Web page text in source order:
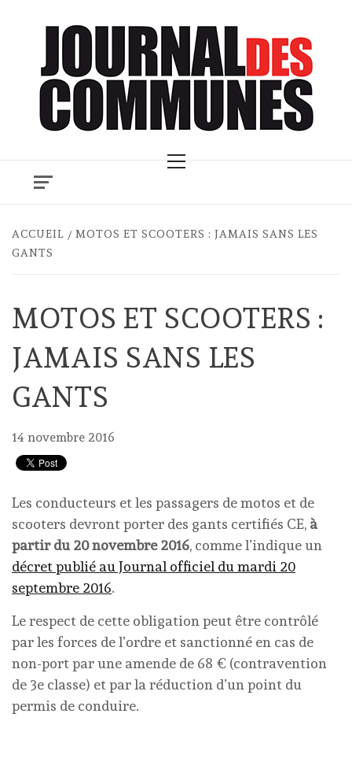
Menu
ACCUEIL
MOTOS ET SCOOTERS : JAMAIS SANS LES
GANTS
MOTOS ET SCOOTERS :
JAMAIS SANS LES
GANTS
14 novembre 2016
Les conducteurs et les passagers de motos et de
scooters devront porter des gants certifiés CE, à
partir du 20 novembre 2016, comme l’indique un
décret publié au Journal officiel du mardi 20
septembre 2016.
Le respect de cette obligation peut être contrôlé
par les forces de l’ordre et sanctionné en cas de
non-port par une amende de 68 € (contravention
de 3e classe) et par la réduction d’un point du
permis de conduire.